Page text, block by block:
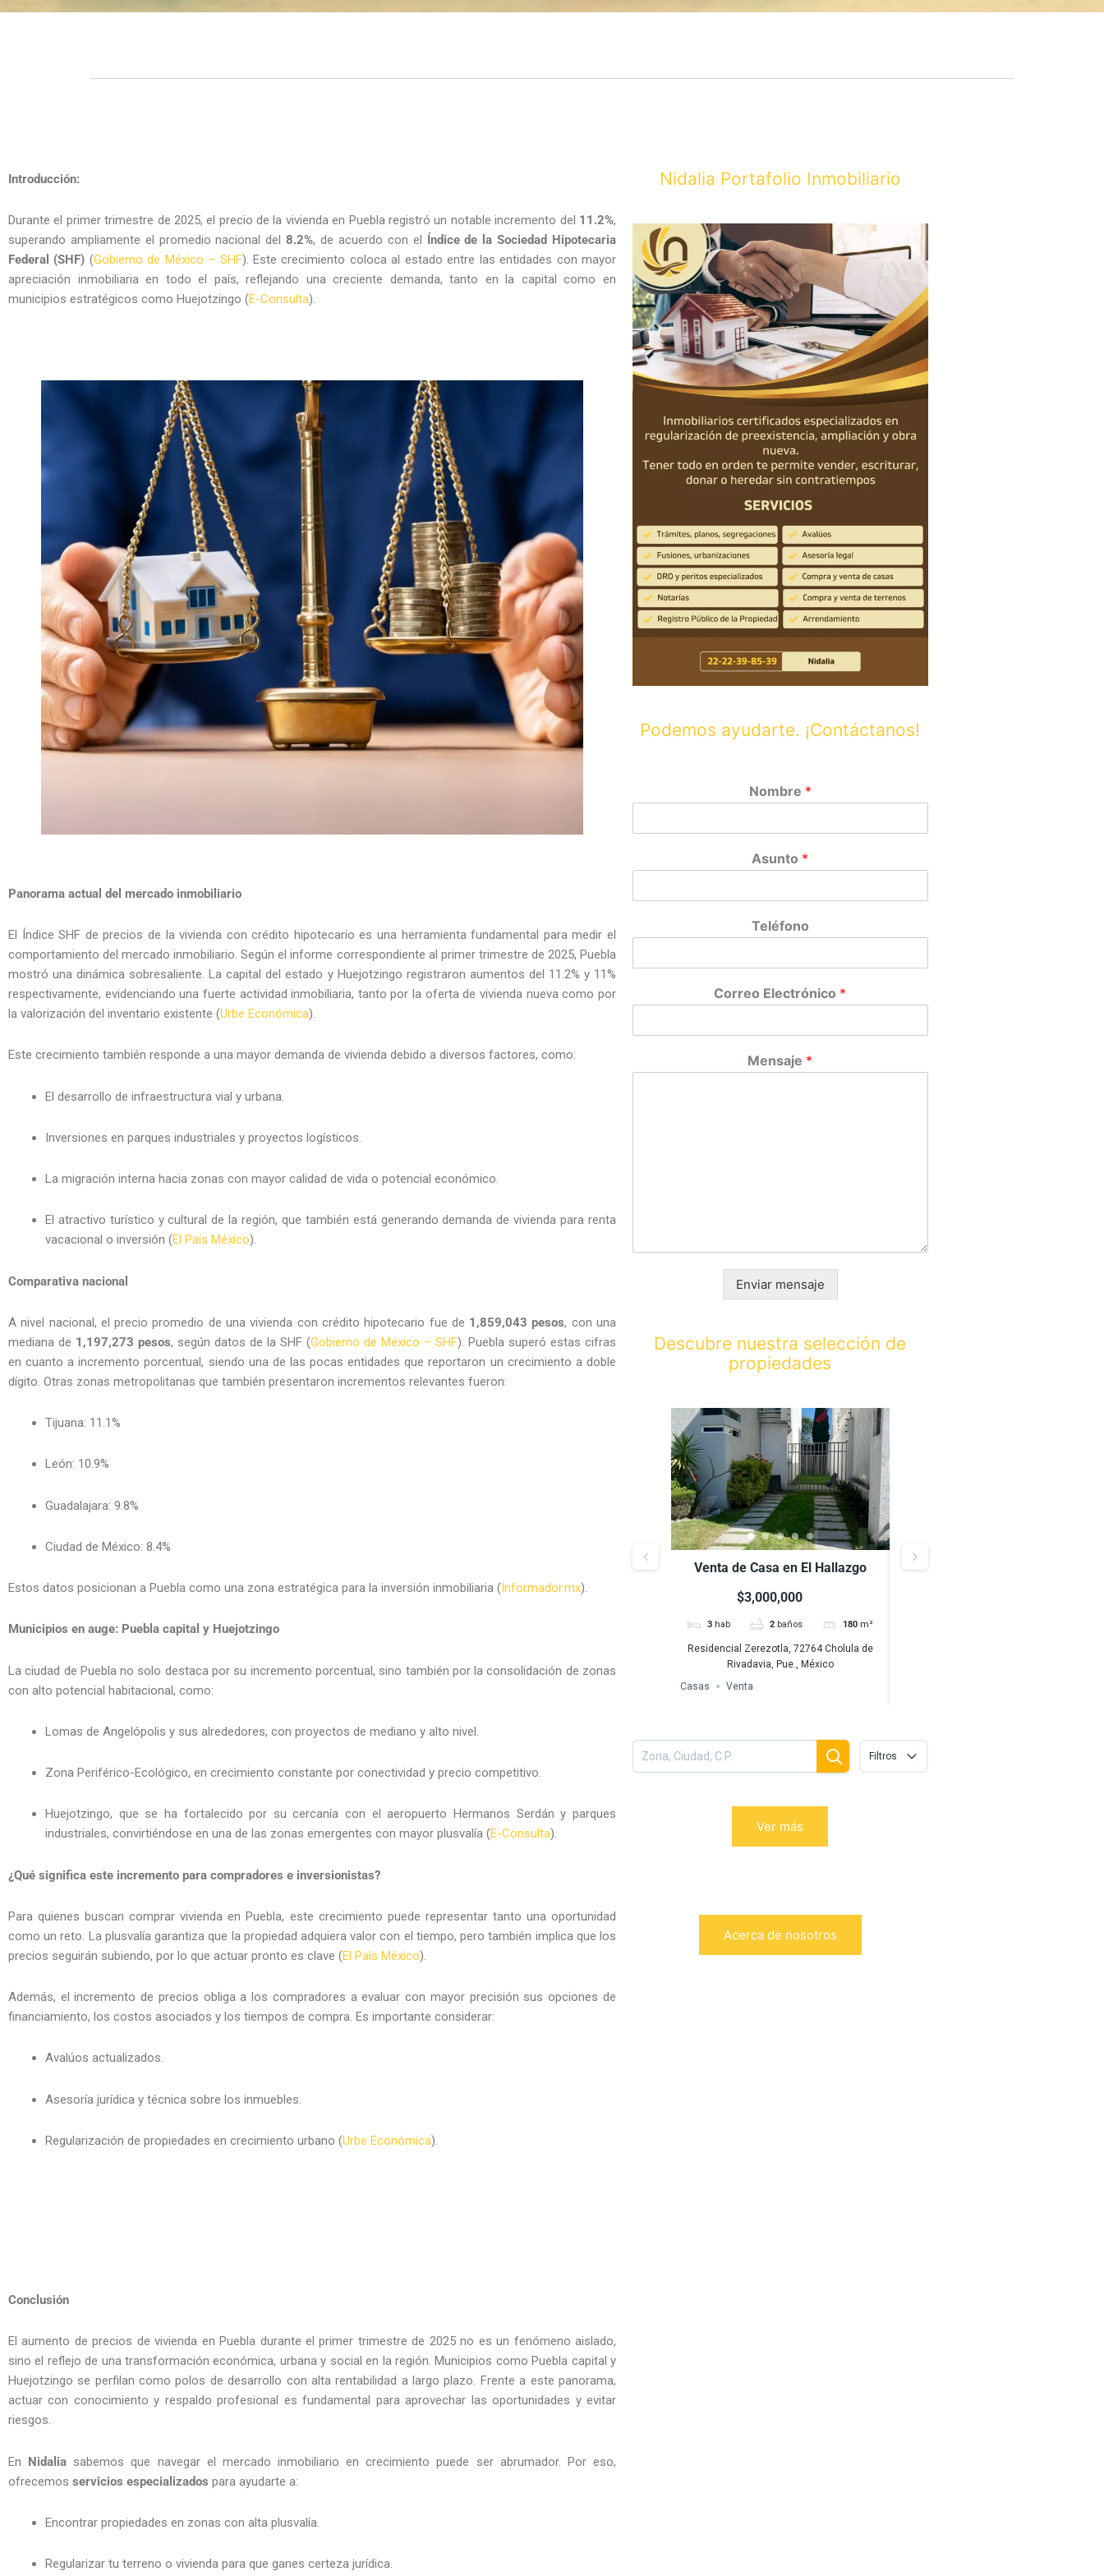
Introducción:
Durante el primer trimestre de 2025, el precio de la vivienda en Puebla registró un notable incremento del 11.2%,
superando ampliamente el promedio nacional del8.2%, de acuerdo con el Índice de la Sociedad Hipotecaria
Federal (SHF) (Gobierno de México – SHF). Este crecimiento coloca al estado entre las entidades con mayor
apreciación inmobiliaria en todo el país, reflejando una creciente demanda, tanto en la capital como en
municipios estratégicos como Huejotzingo (E-Consulta).
Panorama actual del mercado inmobiliario
El Índice SHF de precios de la vivienda con crédito hipotecario es una herramienta fundamental para medir el
comportamiento del mercado inmobiliario. Según el informe correspondiente al primer trimestre de 2025, Puebla
mostró una dinámica sobresaliente. La capital del estado y Huejotzingo registraron aumentos del 11.2% y 11%
respectivamente, evidenciando una fuerte actividad inmobiliaria, tanto por la oferta de vivienda nueva como por
la valorización del inventario existente (Urbe Económica).
Este crecimiento también responde a una mayor demanda de vivienda debido a diversos factores, como:
El desarrollo de infraestructura vial y urbana.
Inversiones en parques industriales y proyectos logísticos.
La migración interna hacia zonas con mayor calidad de vida o potencial económico.
El atractivo turístico y cultural de la región, que también está generando demanda de vivienda para renta
vacacional o inversión (El País México).
Comparativa nacional
A nivel nacional, el precio promedio de una vivienda con crédito hipotecario fue de 1,859,043 pesos, con una
mediana de 1,197,273 pesos, según datos de la SHF (Gobierno de México – SHF). Puebla superó estas cifras
en cuanto a incremento porcentual, siendo una de las pocas entidades que reportaron un crecimiento a doble
dígito. Otras zonas metropolitanas que también presentaron incrementos relevantes fueron:
Tijuana: 11.1%
León: 10.9%
Guadalajara: 9.8%
Ciudad de México: 8.4%
Estos datos posicionan a Puebla como una zona estratégica para la inversión inmobiliaria (Informador.mx).
Municipios en auge: Puebla capital y Huejotzingo
La ciudad de Puebla no solo destaca por su incremento porcentual, sino también por la consolidación de zonas
con alto potencial habitacional, como:
Lomas de Angelópolis y sus alrededores, con proyectos de mediano y alto nivel.
Zona Periférico-Ecológico, en crecimiento constante por conectividad y precio competitivo.
Huejotzingo, que se ha fortalecido por su cercanía con el aeropuerto Hermanos Serdán y parques
industriales, convirtiéndose en una de las zonas emergentes con mayor plusvalía (E-Consulta).
¿Qué significa este incremento para compradores e inversionistas?
Para quienes buscan comprar vivienda en Puebla, este crecimiento puede representar tanto una oportunidad
como un reto. La plusvalía garantiza que la propiedad adquiera valor con el tiempo, pero también implica que los
precios seguirán subiendo, por lo que actuar pronto es clave (El País México).
Además, el incremento de precios obliga a los compradores a evaluar con mayor precisión sus opciones de
financiamiento, los costos asociados y los tiempos de compra. Es importante considerar:
Avalúos actualizados.
Asesoría jurídica y técnica sobre los inmuebles.
Regularización de propiedades en crecimiento urbano (Urbe Económica).
Conclusión
El aumento de precios de vivienda en Puebla durante el primer trimestre de 2025 no es un fenómeno aislado,
sino el reflejo de una transformación económica, urbana y social en la región. Municipios como Puebla capital y
Huejotzingo se perfilan como polos de desarrollo con alta rentabilidad a largo plazo. Frente a este panorama,
actuar con conocimiento y respaldo profesional es fundamental para aprovechar las oportunidades y evitar
riesgos.
En Nidalia sabemos que navegar el mercado inmobiliario en crecimiento puede ser abrumador. Por eso,
ofrecemos servicios especializados para ayudarte a:
Encontrar propiedades en zonas con alta plusvalía.
Regularizar tu terreno o vivienda para que ganes certeza jurídica.
Nidalia Portafolio Inmobiliario
Podemos ayudarte. ¡Contáctanos!
Nombre *
Asunto *
Teléfono
Correo Electrónico *
Mensaje *
Enviar mensaje
Descubre nuestra selección de
propiedades
Venta de Terreno zona Zerezotla,
San Pedro Cholula
$8,000,000
Venta de Casa en El Hallazgo
$3,000,000
3 hab 2 baños 180 m²
Residencial Zerezotla, 72764 Cholula de
Rivadavia, Pue., México
Casas
Venta
Venta de Casa en El Hallazgo,
Filtros
Ver más
Acerca de nosotros